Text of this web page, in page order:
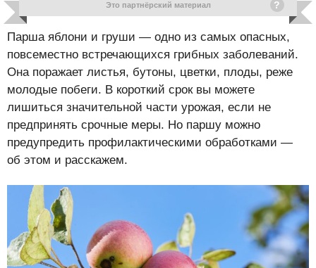
Это партнёрский материал
Парша яблони и груши — одно из самых опасных,
повсеместно встречающихся грибных заболеваний.
Она поражает листья, бутоны, цветки, плоды, реже
молодые побеги. В короткий срок вы можете
лишиться значительной части урожая, если не
предпринять срочные меры. Но паршу можно
предупредить профилактическими обработками —
об этом и расскажем.